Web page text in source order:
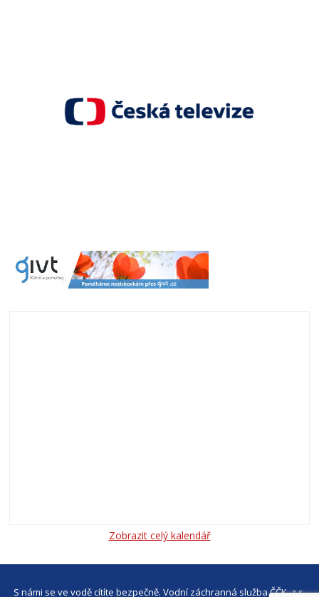
Zobrazit celý kalendář
S námi se ve vodě cítíte bezpečně. Vodní záchranná služba ČČK, z.s.